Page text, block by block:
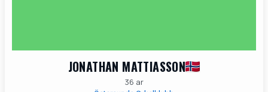
JONATHAN MATTIASSON
36 ar